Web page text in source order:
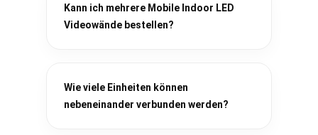
Kann ich mehrere Mobile Indoor LED
Videowände bestellen?
Wie viele Einheiten können
nebeneinander verbunden werden?